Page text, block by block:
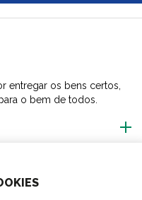
entregar os bens certos,
o bem de todos.